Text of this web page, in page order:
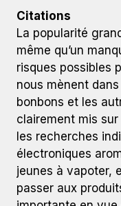
Citations
La popularité
même qu’un
risques possibles
nous mènent
bonbons et les
clairement mis
les recherches
électroniques
jeunes à vapoter,
passer aux